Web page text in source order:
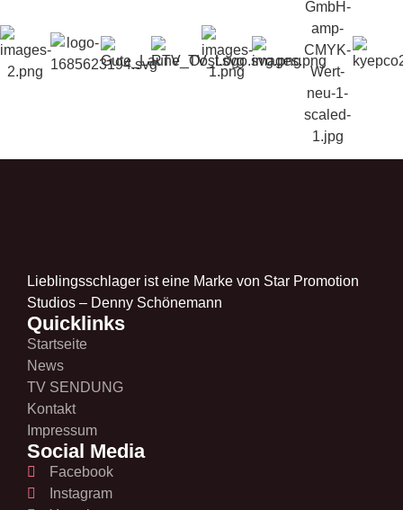
Lieblingsschlager ist eine Marke von Star Promotion
Studios – Denny Schönemann
Quicklinks
Startseite
News
TV SENDUNG
Kontakt
Impressum
Social Media
Facebook
Instagram